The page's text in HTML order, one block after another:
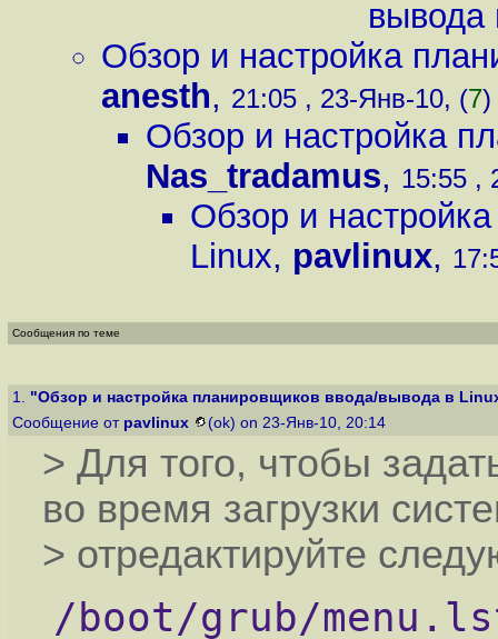
вывода
Обзор и настройка
anesth, 21:05 , 23-Янв-10, (7)
Обзор и настройка
Nas_tradamus, 15:55 ,
Обзор и
Linux, pavlinux,
Сообщения по теме
1. "Обзор и настройка планировщиков ввода/вывода в
Сообщение от pavlinux (ok) on 23-Янв-10, 20:14
> Для того, чтобы
во время загрузки
> отредактируйте
/boot/grub/